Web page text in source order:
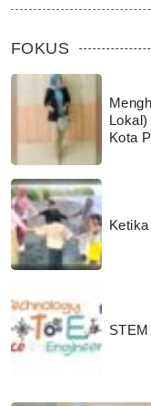
FOKUS
Kota